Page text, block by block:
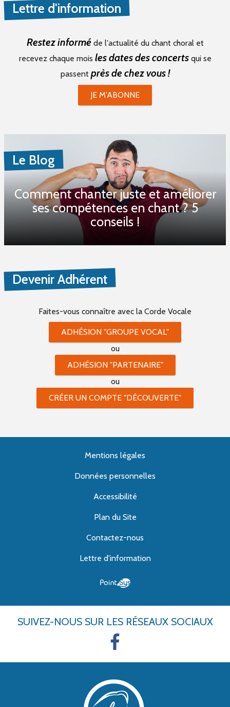
Lettre d'information
Restez informé de l'actualité du chant choral et
recevez chaque mois les dates des concertsqui se
passent près de chez vous !
JE M'ABONNE
Le Blog
Comment chanter juste et améliorer
ses compétences en chant ? 5
conseils !
Devenir Adhérent
Faites-vous connaître avec la Corde Vocale
ADHÉSION "GROUPE VOCAL"
ou
ADHÉSION "PARTENAIRE"
ou
CRÉER UN COMPTE "DÉCOUVERTE"
Mentions légales
Données personnelles
Accessibilité
Plan du Site
Contactez-nous
Lettre d'information
SUIVEZ-NOUS SUR LES RÉSEAUX SOCIAUX